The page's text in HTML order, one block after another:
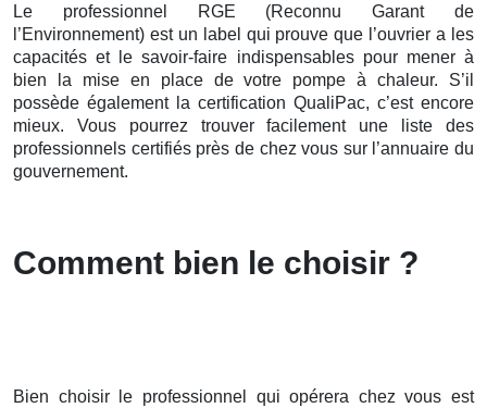
Le professionnel RGE (Reconnu Garant de
l’Environnement) est un label qui prouve que l’ouvrier a les
capacités et le savoir-faire indispensables pour mener à
bien la mise en place de votre pompe à chaleur. S’il
possède également la certification QualiPac, c’est encore
mieux. Vous pourrez trouver facilement une liste des
professionnels certifiés près de chez vous sur l’annuaire du
gouvernement.
Comment bien le choisir ?
Bien choisir le professionnel qui opérera chez vous est